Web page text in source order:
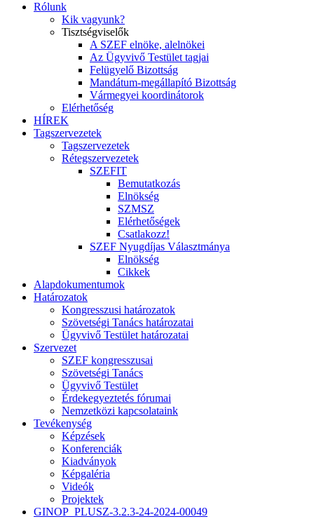
Rólunk
Kik vagyunk?
Tisztségviselők
A SZEF elnöke, alelnökei
Az Ügyvivő Testület tagjai
Felügyelő Bizottság
Mandátum-megállapító Bizottság
Vármegyei koordinátorok
Elérhetőség
HÍREK
Tagszervezetek
Tagszervezetek
Rétegszervezetek
SZEFIT
Bemutatkozás
Elnökség
SZMSZ
Elérhetőségek
Csatlakozz!
SZEF Nyugdíjas Választmánya
Elnökség
Cikkek
Alapdokumentumok
Határozatok
Kongresszusi határozatok
Szövetségi Tanács határozatai
Ügyvivő Testület határozatai
Szervezet
SZEF kongresszusai
Szövetségi Tanács
Ügyvivő Testület
Érdekegyeztetés fórumai
Nemzetközi kapcsolataink
Tevékenység
Képzések
Konferenciák
Kiadványok
Képgaléria
Videók
Projektek
GINOP_PLUSZ-3.2.3-24-2024-00049